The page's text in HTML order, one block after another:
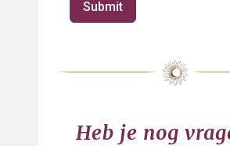
Submit
Heb je nog